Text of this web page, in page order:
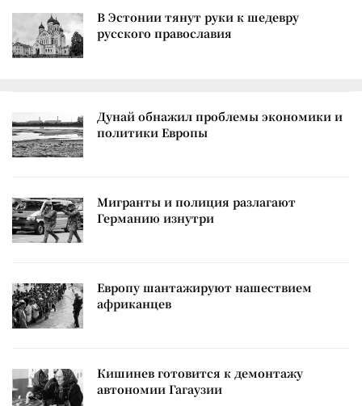
В Эстонии тянут руки к шедевру
русского православия
Дунай обнажил проблемы экономики и
политики Европы
Мигранты и полиция разлагают
Германию изнутри
Европу шантажируют нашествием
африканцев
Кишинев готовится к демонтажу
автономии Гагаузии